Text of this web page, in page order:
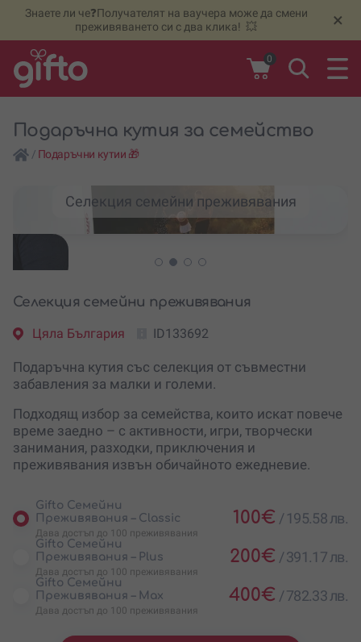
Знаете ли че❓Получателят на ваучера може да смени
преживяването си с два клика! 💥
×
0
Подаръчна кутия за семейство
/ Подаръчни кутии 🎁
Селекция семейни преживявания
Селекция семейни преживявания
Цяла България ID133692
Подаръчна кутия със селекция от съвместни
забавления за малки и големи.
Подходящ избор за семейства, които искат повече
време заедно – с активности, игри, творчески
занимания, разходки, приключения и
преживявания извън обичайното ежедневие.
Gifto Семейни
Преживявания – Classic
Дава достъп до 100 преживявания
100€ /195.58 лв.
Gifto Семейни
Преживявания – Plus
Дава достъп до 100 преживявания
200€ /391.17 лв.
Gifto Семейни
Преживявания – Max
Дава достъп до 100 преживявания
400€ /782.33 лв.